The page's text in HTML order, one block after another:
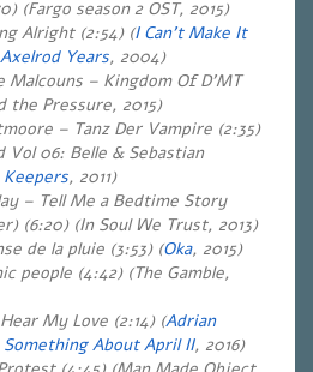
(Fargo season 2 OST, 2015)
Alright (2:54) (I Can’t Make It
Years, 2004)
Malcouns – Kingdom Of D’MT
the Pressure, 2015)
– Tanz Der Vampire (2:35)
Vol 06: Belle & Sebastian
, 2011)
– Tell Me a Bedtime Story
(6:20) (In Soul We Trust, 2013)
de la pluie (3:53) (Oka, 2015)
people (4:42) (The Gamble,
My Love (2:14) (Adrian
Something About April II, 2016)